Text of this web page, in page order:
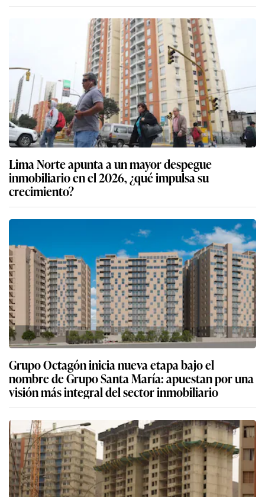
Lima Norte apunta a un mayor despegue
inmobiliario en el 2026, ¿qué impulsa su
crecimiento?
Grupo Octagón inicia nueva etapa bajo el
nombre de Grupo Santa María: apuestan por una
visión más integral del sector inmobiliario